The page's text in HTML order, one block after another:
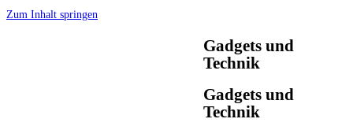
Zum Inhalt springen
Gadgets und
Technik
Gadgets und
Technik